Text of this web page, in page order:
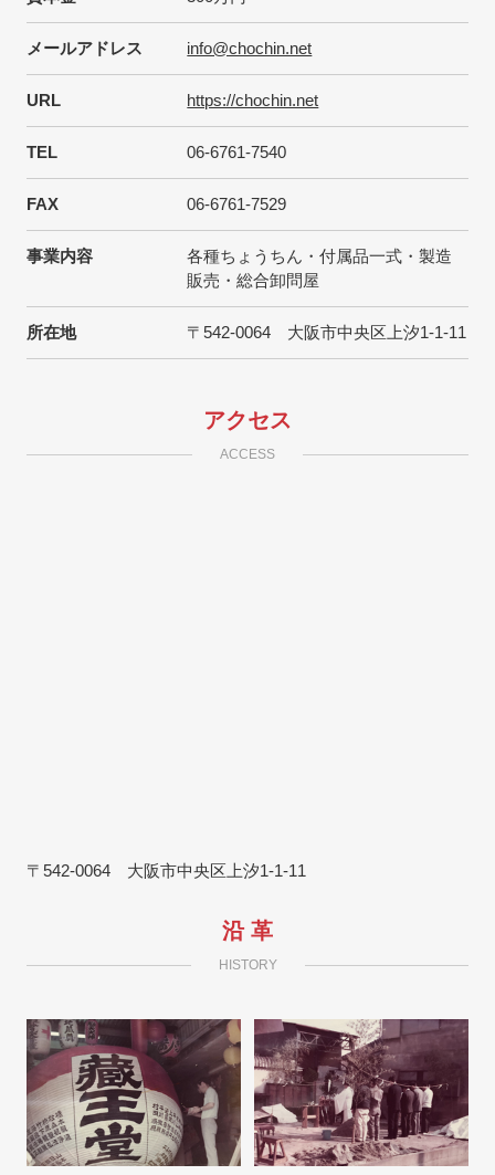
メールアドレス info@chochin.net
URL https://chochin.net
TEL 06-6761-7540
FAX 06-6761-7529
事業内容
各種ちょうちん・付属品一式・製造
販売・総合卸問屋
所在地 〒542-0064 大阪市中央区上汐1-1-11
アクセス
ACCESS
〒542-0064 大阪市中央区上汐1-1-11
沿 革
HISTORY